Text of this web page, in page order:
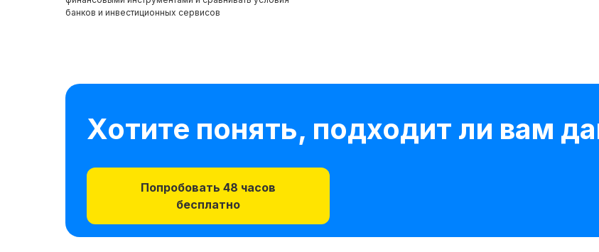
банков и инвестиционных сервисов
Попробовать 48 часов
бесплатно
Хотите понять, подходит ли вам